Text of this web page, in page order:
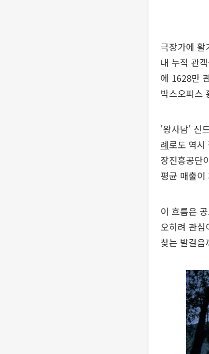
극장가에
내 누적 관
에 1628만
박스오피스
'왕사남' 신
례로도 역시
장진흥공단
평균 매출
이 흐름은
오히려 관
찾는 발걸